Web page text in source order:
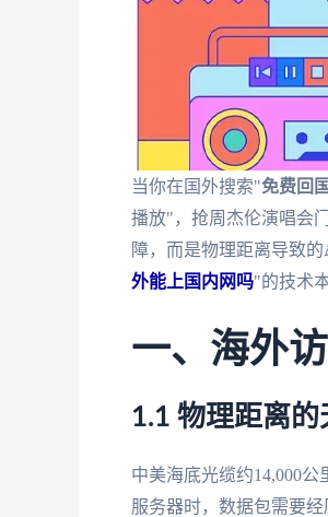
当你在国外搜索"免费回
播放"，抢周杰伦演唱会
障，而是物理距离导致的
外能上国内网吗"的技术
一、海外
1.1 物理距离
中美海底光缆约14,000
服务器时，数据包需要